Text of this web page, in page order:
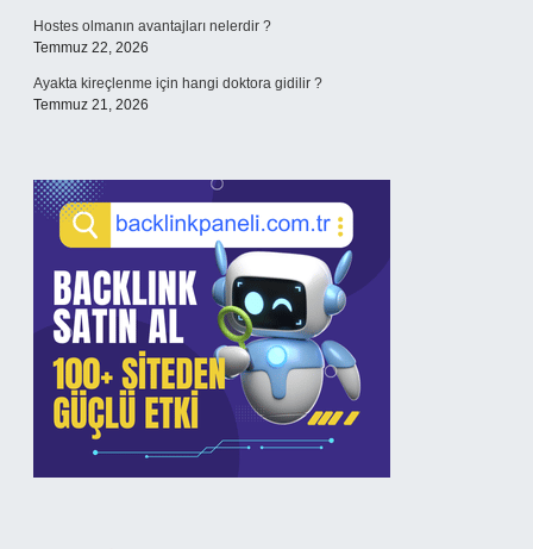
Hostes olmanın avantajları nelerdir ?
Temmuz 22, 2026
Ayakta kireçlenme için hangi doktora gidilir ?
Temmuz 21, 2026